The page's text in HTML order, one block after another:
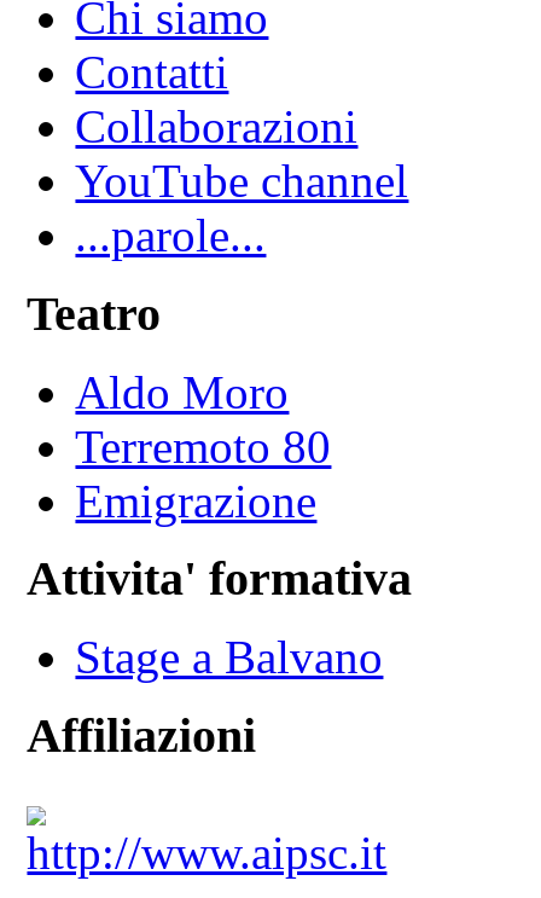
Chi siamo
Contatti
Collaborazioni
YouTube channel
...parole...
Teatro
Aldo Moro
Terremoto 80
Emigrazione
Attivita' formativa
Stage a Balvano
Affiliazioni
http://www.aipsc.it